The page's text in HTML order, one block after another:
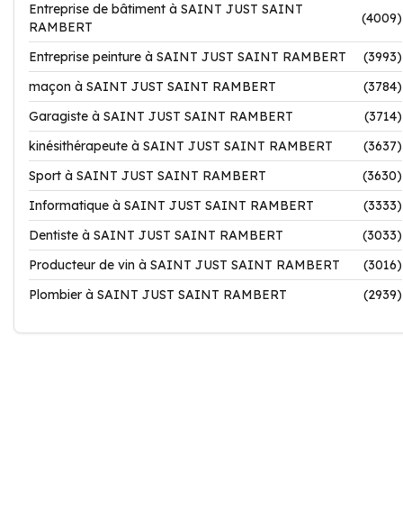
Entreprise de bâtiment à SAINT JUST SAINT
RAMBERT
(4009)
Entreprise peinture à SAINT JUST SAINT RAMBERT
(3993)
maçon à SAINT JUST SAINT RAMBERT
(3784)
Garagiste à SAINT JUST SAINT RAMBERT
(3714)
kinésithérapeute à SAINT JUST SAINT RAMBERT
(3637)
Sport à SAINT JUST SAINT RAMBERT
(3630)
Informatique à SAINT JUST SAINT RAMBERT
(3333)
Dentiste à SAINT JUST SAINT RAMBERT
(3033)
Producteur de vin à SAINT JUST SAINT RAMBERT
(3016)
Plombier à SAINT JUST SAINT RAMBERT
(2939)